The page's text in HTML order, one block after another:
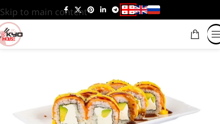
Skip to main content